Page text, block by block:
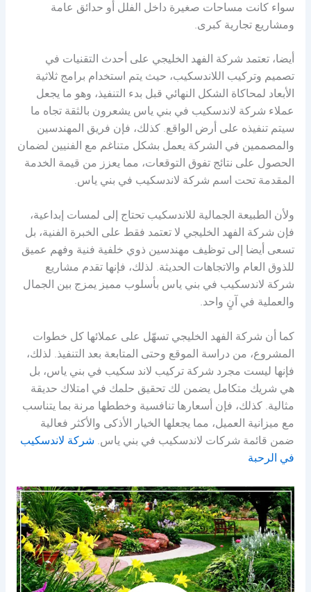
سواء كانت مساحات صغيرة داخل الفلل أو حدائق عامة
ومشاريع تجارية كبرى.
أيضا، تعتمد شركة الفهد الخليجي على أحدث التقنيات في
تصميم وتركيب اللاندسكيب، حيث يتم استخدام برامج ثلاثية
الأبعاد لمحاكاة الشكل النهائي قبل بدء التنفيذ، وهو ما يجعل
عملاء شركة لاندسكيب في بني ياس يشعرون بالثقة تجاه ما
سيتم تنفيذه على أرض الواقع. كذلك، فإن فريق المهندسين
والمصممين في الشركة يعمل بشكل متناغم مع الفنيين لضمان
الحصول على نتائج تفوق التوقعات، مما يعزز من قيمة الخدمة
المقدمة تحت اسم شركة لاندسكيب في بني ياس.
ولأن الطبيعة الجمالية للاندسكيب تحتاج إلى لمسات إبداعية،
فإن شركة الفهد الخليجي لا تعتمد فقط على الخبرة الفنية، بل
تسعى أيضا إلى توظيف مهندسين ذوي خلفية فنية وفهم عميق
للذوق العام والاتجاهات الحديثة. لذلك، فإنها تقدم مشاريع
شركة لاندسكيب في بني ياس بأسلوب مميز يمزج بين الجمال
والعملية في آنٍ واحد.
كما أن شركة الفهد الخليجي تسهّل على عملائها كل خطوات
المشروع، من دراسة الموقع وحتى المتابعة بعد التنفيذ. لذلك،
فإنها ليست مجرد شركة تركيب لاند سكيب في بني ياس، بل
هي شريك متكامل يضمن لك تحقيق حلمك في امتلاك حديقة
مثالية. كذلك، فإن أسعارها تنافسية وخططها مرنة بما يتناسب
مع ميزانية العميل، مما يجعلها الخيار الأذكى والأكثر فعالية
ضمن قائمة شركات لاندسكيب في بني ياس. شركة لاندسكيب
في الرحبة